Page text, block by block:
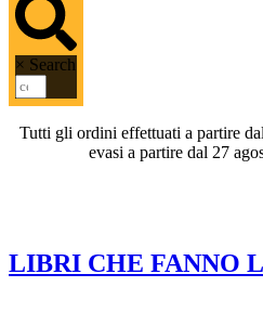
× Search
Tutti gli ordini effettuati a partire
evasi a partire dal 27
LIBRI CHE FANNO